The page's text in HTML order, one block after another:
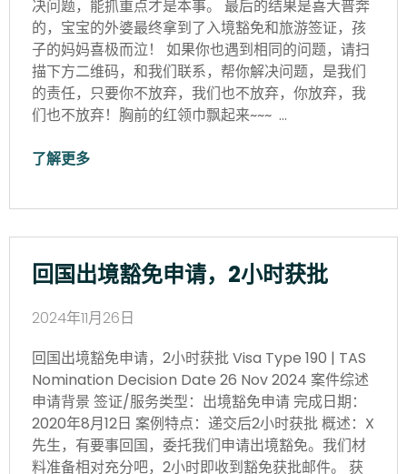
决问题，能抓重点才是本事。 最后的结果是喜大普奔
的，宝宝的外婆最终拿到了入境豁免和旅游签证，孩
子的妈妈喜极而泣！ 如果你也遇到相同的问题，请扫
描下方二维码，和我们联系，帮你解决问题，是我们
的责任，只要你不放弃，我们也不放弃，你放弃，我
们也不放弃！胸前的红领巾飘起来~~~ …
了解更多
回国出境豁免申请，2小时获批
2024年11月26日
回国出境豁免申请，2小时获批 Visa Type 190 | TAS
Nomination Decision Date 26 Nov 2024 案件综述
申请背景 签证/服务类型：出境豁免申请 完成日期：
2020年8月12日 案例特点：递交后2小时获批 概述：X
先生，有要事回国，委托我们申请出境豁免。我们材
料准备相对充分吧，2小时即收到豁免获批邮件。 获